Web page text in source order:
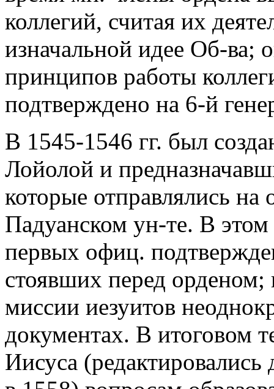
коллегий, считая их
изначальной идее Об-ва;
принципов работы
подтверждено на 6-й
В 1545-1546 гг. был
Лойолой и
которые отправлялись
Падуанском ун-те. В
первых офиц.
стоявших перед орденом;
миссии иезуитов
документах. В итоговом
Иисуса